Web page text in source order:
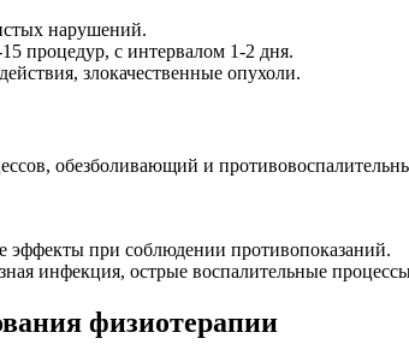
нарушений.
процедур, с интервалом 1-2 дня.
злокачественные опухоли.
обезболивающий и
при соблюдении противопоказаний.
инфекция, острые воспалительные
физиотерапии